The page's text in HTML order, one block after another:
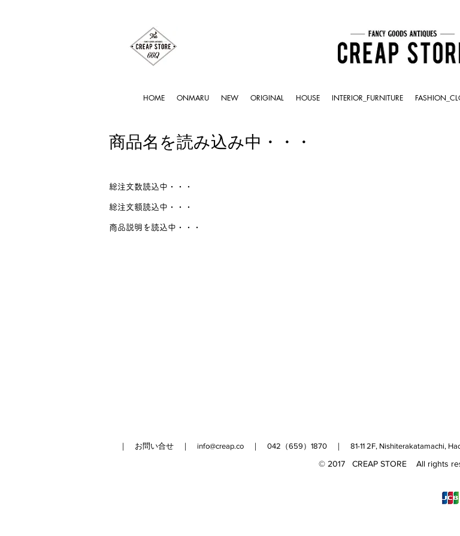
HOME ONMARU NEW ORIGINAL HOUSE INTERIOR_FURNITURE
商品名を読み込み中・・・
総注文数読込中・・・
総注文額読込中・・・
商品説明を読込中・・・
｜ お問い合せ ｜ info@creap.co ｜ 042（659）1870 ｜ 81-11 2F, Nishiterakatamachi,
© 2017 CREAP STORE All rights